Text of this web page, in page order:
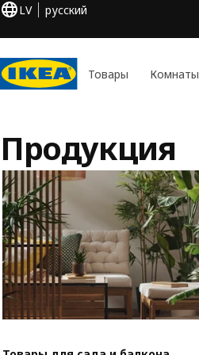
LV русский
Товары Комнаты
Продукция